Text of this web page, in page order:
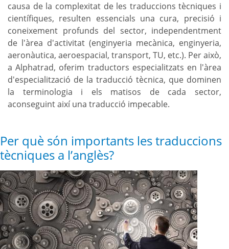
causa de la complexitat de les traduccions tècniques i
científiques, resulten essencials una cura, precisió i
coneixement profunds del sector, independentment
de l'àrea d'activitat (enginyeria mecànica, enginyeria,
aeronàutica, aeroespacial, transport, TU, etc.). Per això,
a Alphatrad, oferim traductors especialitzats en l'àrea
d'especialització de la traducció tècnica, que dominen
la terminologia i els matisos de cada sector,
aconseguint així una traducció impecable.
Per què són importants les traduccions
tècniques a l’anglès?